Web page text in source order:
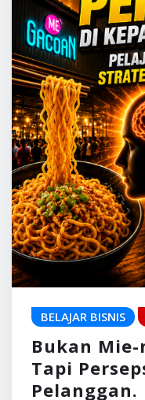
BELAJAR BISNIS
Bukan
Tapi